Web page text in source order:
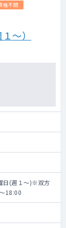
格不問
～）
日(週１～)※双方
18:00